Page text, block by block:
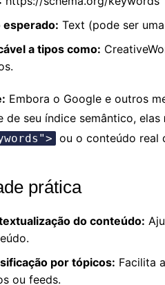
esperado: Text (pode ser
a tipos como:
Embora o Google e outros
de seu índice semântico, elas
ou o conteúdo real
prática
do conteúdo:
por tópicos: Facilita
ou feeds.